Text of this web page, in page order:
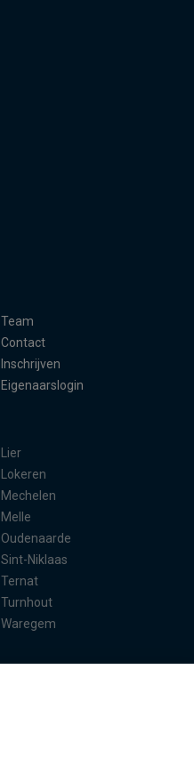
Team
Contact
Inschrijven
Eigenaarslogin
Lier
Lokeren
Mechelen
Melle
Oudenaarde
Sint-Niklaas
Ternat
Turnhout
Waregem